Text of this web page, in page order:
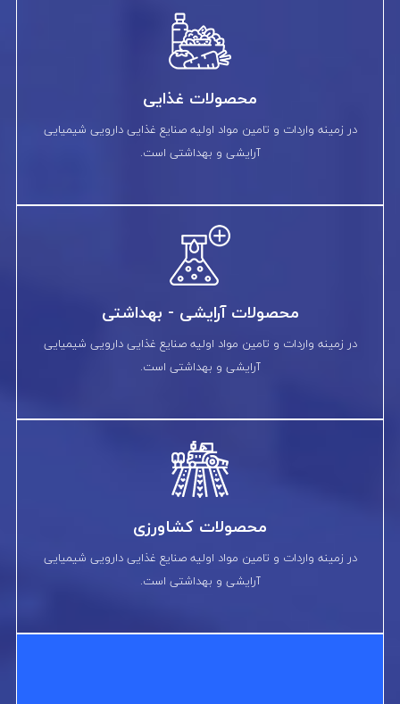
محصولات غذایی
در زمینه واردات و تامین مواد اولیه صنایع غذایی دارویی شیمیایی
آرایشی و بهداشتی است.
محصولات آرایشی - بهداشتی
در زمینه واردات و تامین مواد اولیه صنایع غذایی دارویی شیمیایی
آرایشی و بهداشتی است.
محصولات کشاورزی
در زمینه واردات و تامین مواد اولیه صنایع غذایی دارویی شیمیایی
آرایشی و بهداشتی است.